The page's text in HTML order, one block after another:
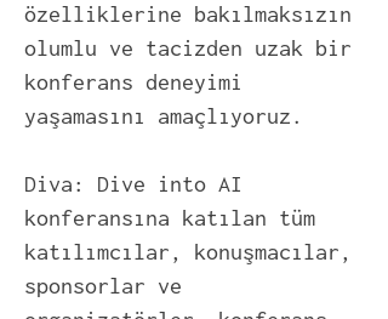
özelliklerine bakılmaksızın
olumlu ve tacizden uzak bir
konferans deneyimi
yaşamasını amaçlıyoruz.
Diva: Dive into AI
konferansına katılan tüm
katılımcılar, konuşmacılar,
sponsorlar ve